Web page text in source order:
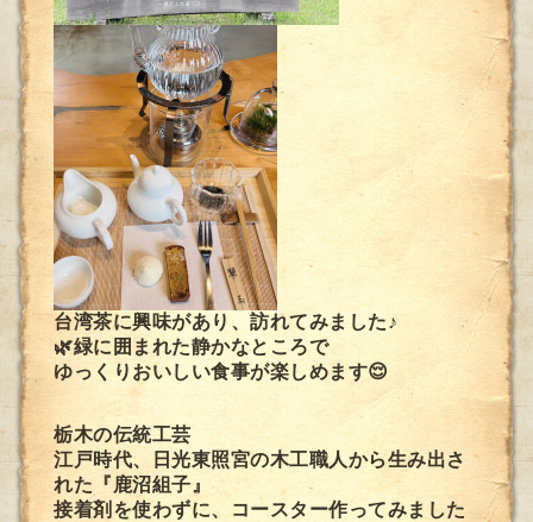
台湾茶に興味があり、訪れてみました♪
🌿緑に囲まれた静かなところで
ゆっくりおいしい食事が楽しめます😌
栃木の伝統工芸
江戸時代、日光東照宮の木工職人から生み出さ
れた『鹿沼組子』
接着剤を使わずに、コースター作ってみました